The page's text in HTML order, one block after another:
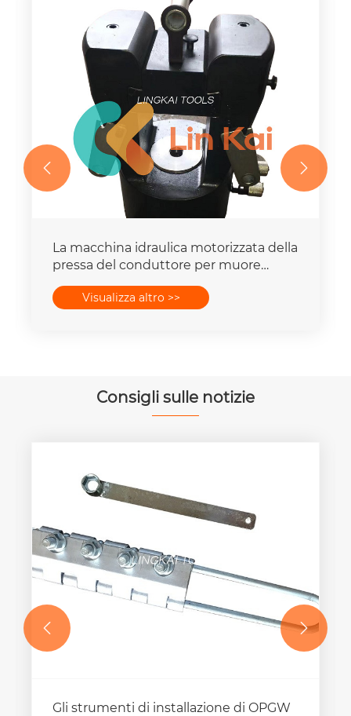
La macchina idraulica motorizzata della
pressa del conduttore per muore
400mm2 degli insiemi 25T-300T
Visualizza altro >>
 
Consigli sulle notizie
Gli strumenti di installazione di OPGW
 